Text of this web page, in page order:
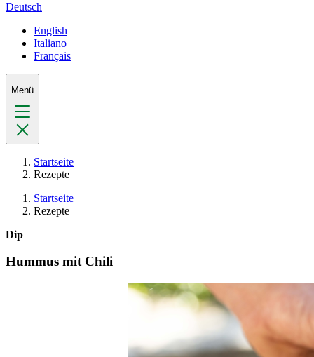
Deutsch
English
Italiano
Français
Menü
Startseite
Rezepte
Startseite
Rezepte
Dip
Hummus mit Chili